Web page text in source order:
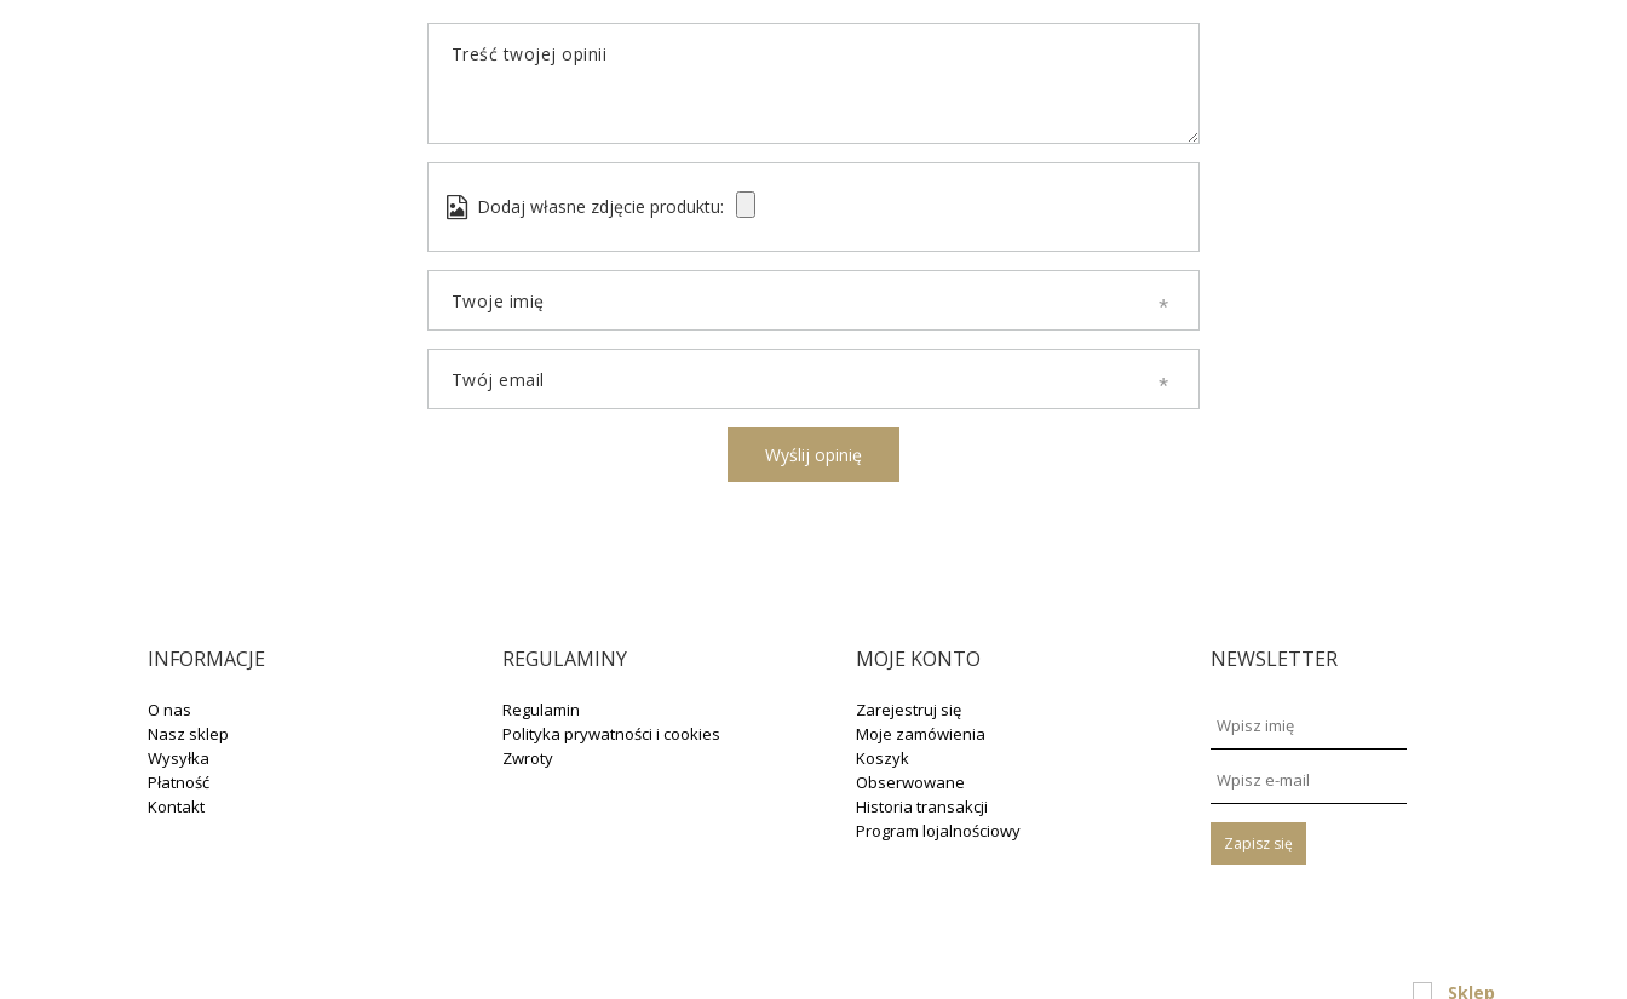
Treść twojej opinii
Dodaj własne zdjęcie produktu:
Twoje imię
Twój email
Wyślij opinię
INFORMACJE
O nas
Nasz sklep
Wysyłka
Płatność
Kontakt
REGULAMINY
Regulamin
Polityka prywatności i cookies
Zwroty
MOJE KONTO
Zarejestruj się
Moje zamówienia
Koszyk
Obserwowane
Historia transakcji
Program lojalnościowy
NEWSLETTER
Zapisz się